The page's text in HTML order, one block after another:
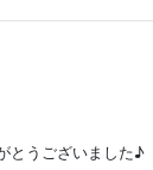
とうございました♪